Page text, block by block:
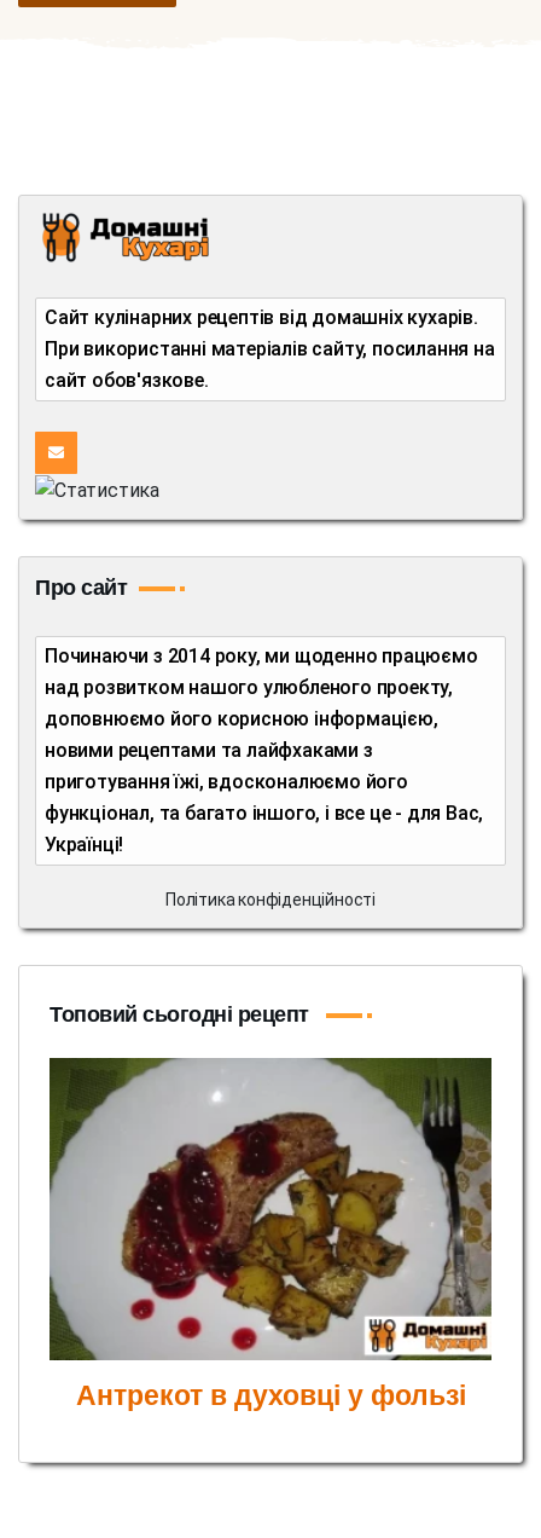
Сайт кулінарних рецептів від домашніх кухарів.
При використанні матеріалів сайту, посилання на
сайт обов'язкове.
Про сайт
Починаючи з 2014 року, ми щоденно працюємо
над розвитком нашого улюбленого проекту,
доповнюємо його корисною інформацією,
новими рецептами та лайфхаками з
приготування їжі, вдосконалюємо його
функціонал, та багато іншого, і все це - для Вас,
Українці!
Політика конфіденційності
Топовий сьогодні рецепт
Антрекот в духовці у фользі